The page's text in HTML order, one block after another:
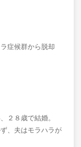
症候群から脱却
２８歳で結婚。
、夫はモラハラが